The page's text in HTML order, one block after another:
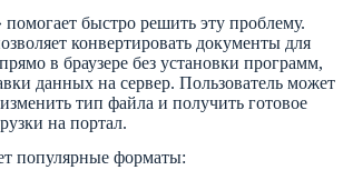
быстро решить эту проблему.
конвертировать документы для
в браузере без установки программ,
данных на сервер. Пользователь может
тип файла и получить готовое
на портал.
популярные форматы: